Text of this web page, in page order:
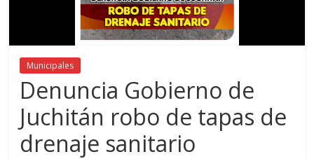
Municipales
Denuncia Gobierno de
Juchitán robo de tapas de
drenaje sanitario